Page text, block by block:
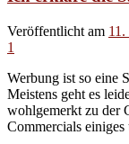
Veröffentlicht am
1
Werbung ist so eine
Meistens geht es
wohlgemerkt zu der
Commercials einiges